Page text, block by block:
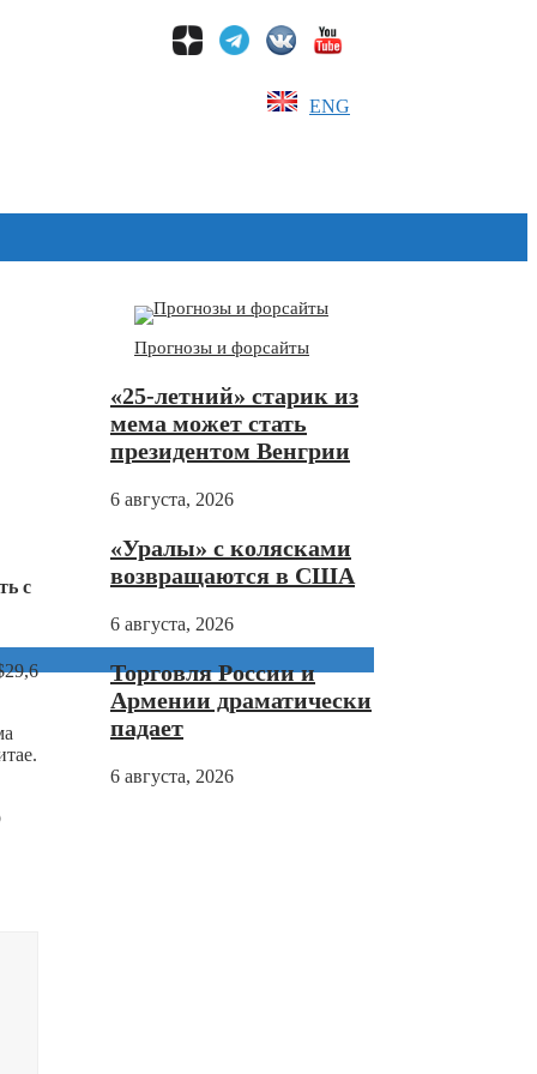
ENG
с
Прогнозы и форсайты
«25-летний» старик из
мема может стать
президентом Венгрии
6 августа, 2026
«Уралы» с колясками
возвращаются в США
6 августа, 2026
Торговля России и
Армении драматически
падает
6 августа, 2026